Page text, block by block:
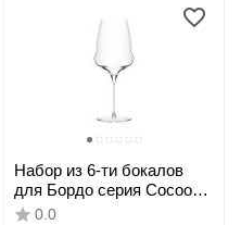
Набор из 6-ти бокалов
для Бордо серия Cocoon
746 мл, D105 мм, H259
0.0